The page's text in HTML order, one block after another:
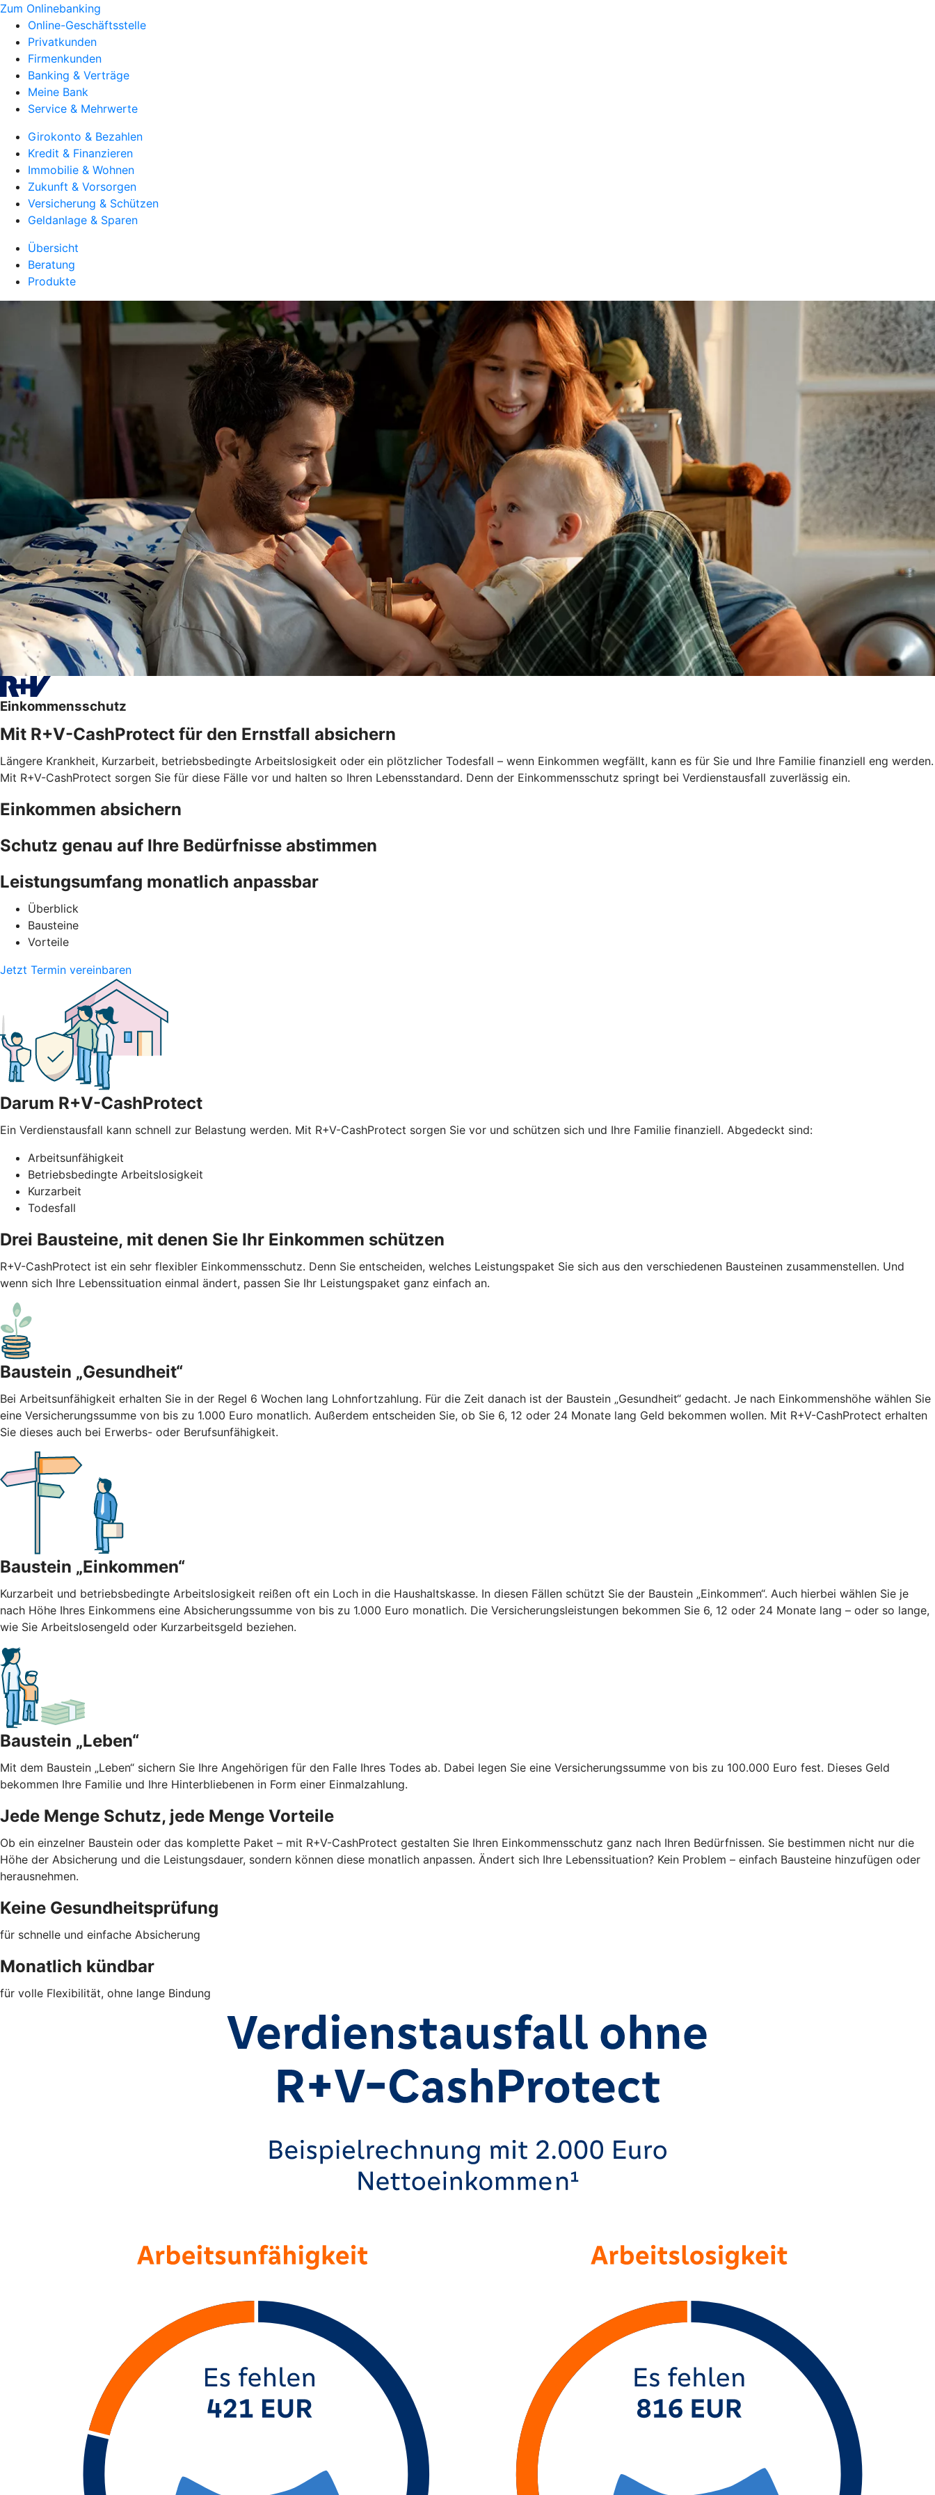
Zum Onlinebanking
Online-Geschäftsstelle
Privatkunden
Firmenkunden
Banking & Verträge
Meine Bank
Service & Mehrwerte
Girokonto & Bezahlen
Kredit & Finanzieren
Immobilie & Wohnen
Zukunft & Vorsorgen
Versicherung & Schützen
Geldanlage & Sparen
Übersicht
Beratung
Produkte
Einkommensschutz
Mit R+V-CashProtect für den Ernstfall absichern
Längere Krankheit, Kurzarbeit, betriebsbedingte Arbeitslosigkeit oder ein plötzlicher Todesfall – wenn Einkommen wegfällt, kann es für Sie und Ihre Familie finanziell eng werden.
Mit R+V-CashProtect sorgen Sie für diese Fälle vor und halten so Ihren Lebensstandard. Denn der Einkommensschutz springt bei Verdienstausfall zuverlässig ein.
Einkommen absichern
Schutz genau auf Ihre Bedürfnisse abstimmen
Leistungsumfang monatlich anpassbar
Überblick
Bausteine
Vorteile
Jetzt Termin vereinbaren
Darum R+V-CashProtect
Ein Verdienstausfall kann schnell zur Belastung werden. Mit R+V-CashProtect sorgen Sie vor und schützen sich und Ihre Familie finanziell. Abgedeckt sind:
Arbeitsunfähigkeit
Betriebsbedingte Arbeitslosigkeit
Kurzarbeit
Todesfall
Drei Bausteine, mit denen Sie Ihr Einkommen schützen
R+V-CashProtect ist ein sehr flexibler Einkommensschutz. Denn Sie entscheiden, welches Leistungspaket Sie sich aus den verschiedenen Bausteinen zusammenstellen. Und
wenn sich Ihre Lebenssituation einmal ändert, passen Sie Ihr Leistungspaket ganz einfach an.
Baustein „Gesundheit“
Bei Arbeitsunfähigkeit erhalten Sie in der Regel 6 Wochen lang Lohnfortzahlung. Für die Zeit danach ist der Baustein „Gesundheit“ gedacht. Je nach Einkommenshöhe wählen Sie
eine Versicherungssumme von bis zu 1.000 Euro monatlich. Außerdem entscheiden Sie, ob Sie 6, 12 oder 24 Monate lang Geld bekommen wollen. Mit R+V-CashProtect erhalten
Sie dieses auch bei Erwerbs- oder Berufsunfähigkeit.
Baustein „Einkommen“
Kurzarbeit und betriebsbedingte Arbeitslosigkeit reißen oft ein Loch in die Haushaltskasse. In diesen Fällen schützt Sie der Baustein „Einkommen“. Auch hierbei wählen Sie je
nach Höhe Ihres Einkommens eine Absicherungssumme von bis zu 1.000 Euro monatlich. Die Versicherungsleistungen bekommen Sie 6, 12 oder 24 Monate lang – oder so lange,
wie Sie Arbeitslosengeld oder Kurzarbeitsgeld beziehen.
Baustein „Leben“
Mit dem Baustein „Leben“ sichern Sie Ihre Angehörigen für den Falle Ihres Todes ab. Dabei legen Sie eine Versicherungssumme von bis zu 100.000 Euro fest. Dieses Geld
bekommen Ihre Familie und Ihre Hinterbliebenen in Form einer Einmalzahlung.
Jede Menge Schutz, jede Menge Vorteile
Ob ein einzelner Baustein oder das komplette Paket – mit R+V-CashProtect gestalten Sie Ihren Einkommensschutz ganz nach Ihren Bedürfnissen. Sie bestimmen nicht nur die
Höhe der Absicherung und die Leistungsdauer, sondern können diese monatlich anpassen. Ändert sich Ihre Lebenssituation? Kein Problem – einfach Bausteine hinzufügen oder
herausnehmen.
Keine Gesundheitsprüfung
für schnelle und einfache Absicherung
Monatlich kündbar
für volle Flexibilität, ohne lange Bindung